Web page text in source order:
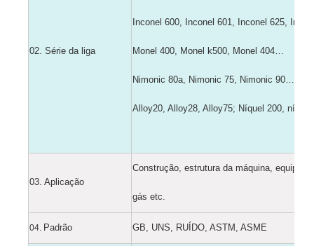
02. Série da liga
Inconel 600, Inconel 601, Inconel 625,
Monel 400, Monel k500, Monel 404…
Nimonic 80a, Nimonic 75, Nimonic 90…
Alloy20, Alloy28, Alloy75; Níquel 200,
03. Aplicação
Construção, estrutura da máquina,
gás etc.
04. Padrão GB, UNS, RUÍDO, ASTM, ASME